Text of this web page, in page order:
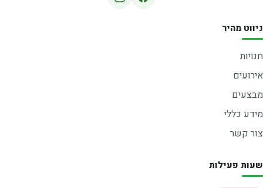
ניווט מהיר
חנויות
אירועים
מבצעים
מידע כללי
צור קשר
שעות פעילות